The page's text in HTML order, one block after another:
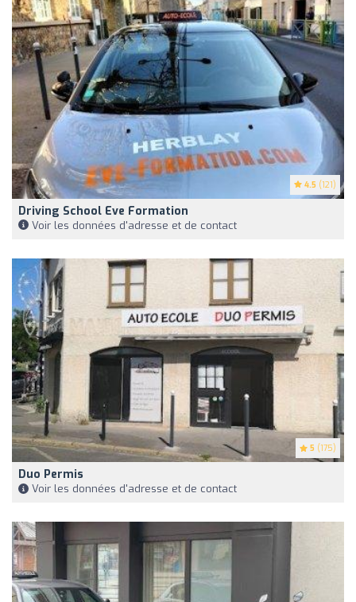
4.5 (121)
Driving School Eve Formation
Voir les données d'adresse et de contact
5 (175)
Duo Permis
Voir les données d'adresse et de contact